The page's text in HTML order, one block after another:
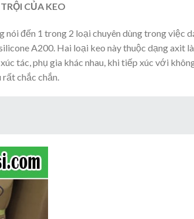
CỦA KEO
nói đến 1 trong 2 loại chuyên dùng trong việc
A200. Hai loại keo này thuộc dạng axit là
tác, phụ gia khác nhau, khi tiếp xúc với
rất chắc chắn.